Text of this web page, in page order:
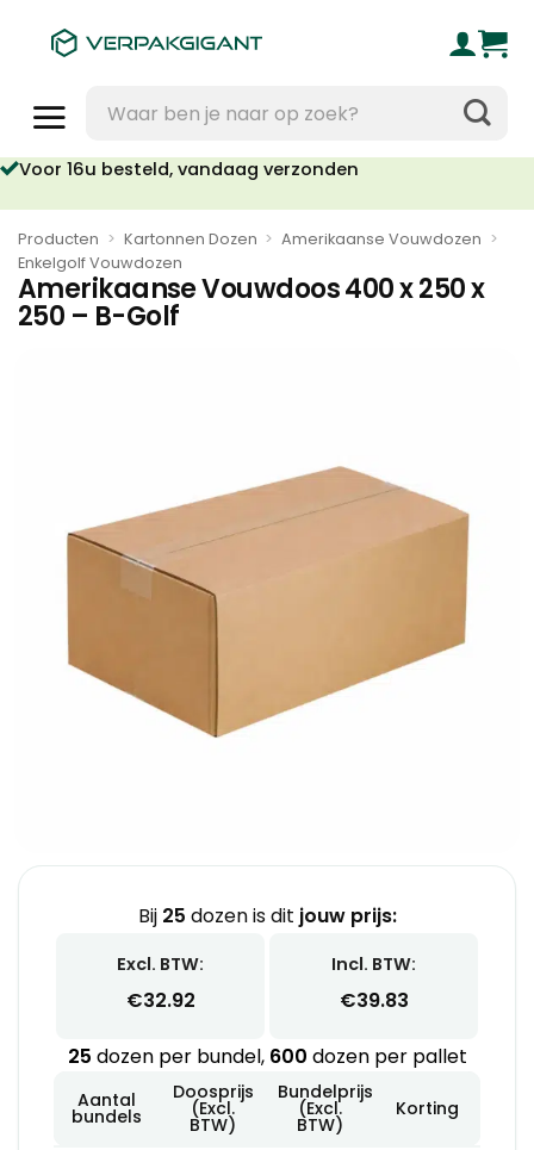
naar:
16u besteld, vandaag verzonden
Geen orderkosten vanaf €95
Producten > Kartonnen Dozen > Amerikaanse Vouwdozen >
Enkelgolf Vouwdozen
Amerikaanse Vouwdoos 400 x 250 x
250 – B-Golf
Bij 25 dozen is dit jouw prijs:
Excl. BTW:
€32.92
Incl. BTW:
€39.83
25 dozen per bundel, 600 dozen per pallet
Aantal
bundels
Doosprijs
(Excl.
BTW)
Bundelprijs
(Excl.
BTW)
Korting